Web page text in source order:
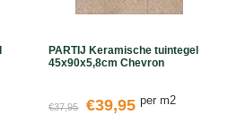
PARTIJ Keramische tuintegel
45x90x5,8cm Chevron
€37,95 €39,95 per m2